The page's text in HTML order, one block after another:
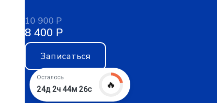
10 900 Р
8 400 Р
Записаться
Осталось
24д 2ч 44м 25с 🔥